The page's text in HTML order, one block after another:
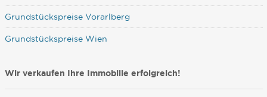
Grundstückspreise Vorarlberg
Grundstückspreise Wien
Wir verkaufen Ihre Immobilie erfolgreich!